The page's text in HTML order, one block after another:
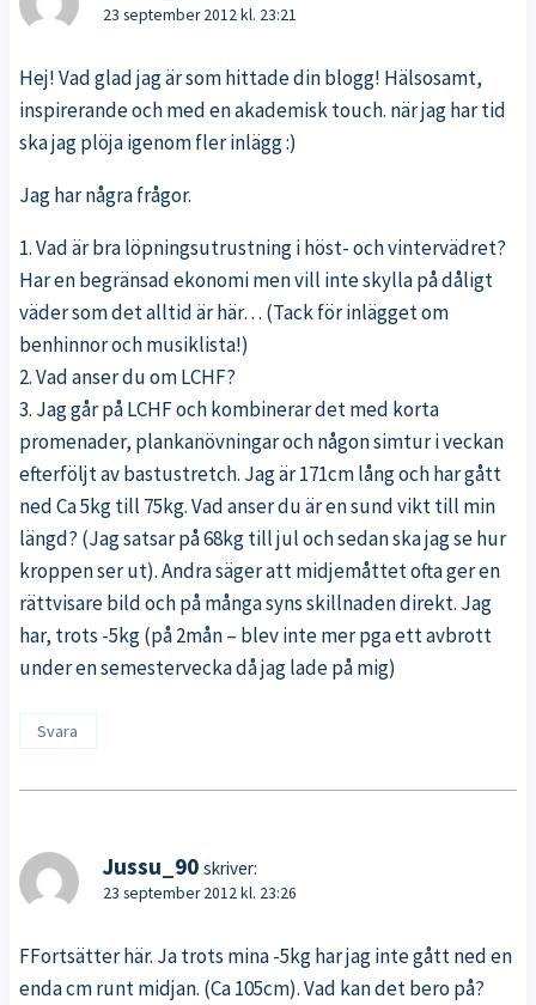
23 september 2012 kl. 23:21
Hej! Vad glad jag är som hittade din blogg! Hälsosamt,
inspirerande och med en akademisk touch. när jag har tid
ska jag plöja igenom fler inlägg :)
Jag har några frågor.
1. Vad är bra löpningsutrustning i höst- och vintervädret?
Har en begränsad ekonomi men vill inte skylla på dåligt
väder som det alltid är här… (Tack för inlägget om
benhinnor och musiklista!)
2. Vad anser du om LCHF?
3. Jag går på LCHF och kombinerar det med korta
promenader, plankanövningar och någon simtur i veckan
efterföljt av bastustretch. Jag är 171cm lång och har gått
ned Ca 5kg till 75kg. Vad anser du är en sund vikt till min
längd? (Jag satsar på 68kg till jul och sedan ska jag se hur
kroppen ser ut). Andra säger att midjemåttet ofta ger en
rättvisare bild och på många syns skillnaden direkt. Jag
har, trots -5kg (på 2mån – blev inte mer pga ett avbrott
under en semestervecka då jag lade på mig)
Svara
Jussu_90 skriver:
23 september 2012 kl. 23:26
FFortsätter här. Ja trots mina -5kg har jag inte gått ned en
enda cm runt midjan. (Ca 105cm). Vad kan det bero på?